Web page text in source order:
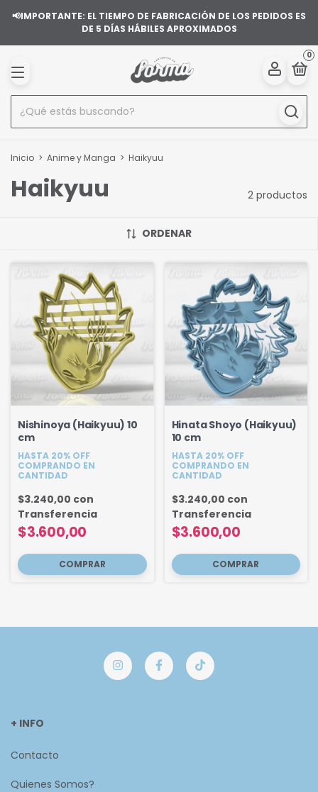
📢IMPORTANTE: EL TIEMPO DE FABRICACIÓN DE LOS PEDIDOS ES
DE 5 DÍAS HÁBILES APROXIMADOS
0
Inicio > Anime y Manga > Haikyuu
Haikyuu 2 productos
ORDENAR
Nishinoya (Haikyuu) 10
cm
HASTA 20% OFF
COMPRANDO EN
CANTIDAD
$3.600,00
$3.240,00 con
Transferencia
Hinata Shoyo (Haikyuu)
10 cm
HASTA 20% OFF
COMPRANDO EN
CANTIDAD
$3.600,00
$3.240,00 con
Transferencia
+ INFO
Contacto
Quienes Somos?